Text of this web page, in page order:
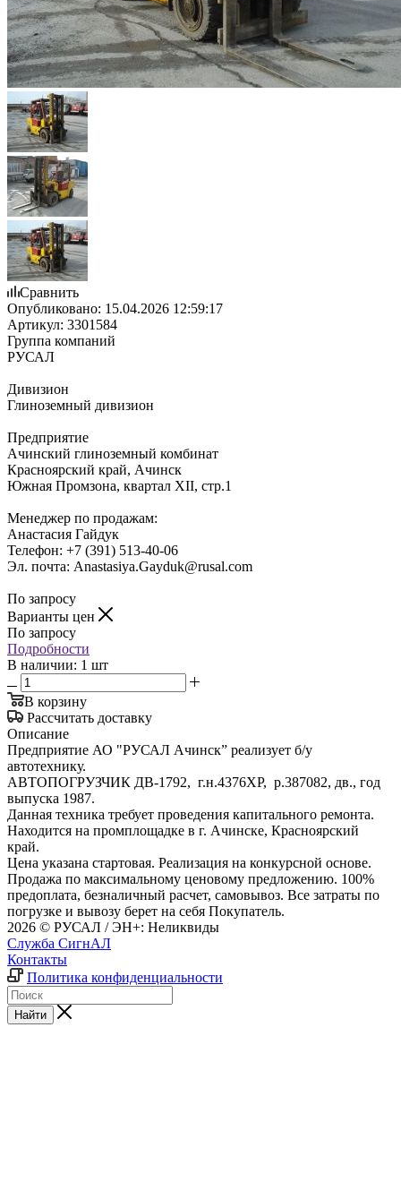
Сравнить
Опубликовано: 15.04.2026 12:59:17
Артикул: 3301584
Группа компаний
РУСАЛ
Дивизион
Глиноземный дивизион
Предприятие
Ачинский глиноземный комбинат
Красноярский край, Ачинск
Южная Промзона, квартал ХII, стр.1
Менеджер по продажам:
Анастасия Гайдук
Телефон: +7 (391) 513-40-06
Эл. почта: Anastasiya.Gayduk@rusal.com
По запросу
Варианты цен
По запросу
Подробности
В наличии: 1 шт
В корзину
Рассчитать доставку
Описание
Предприятие АО "РУСАЛ Ачинск” реализует б/у
автотехнику.
АВТОПОГРУЗЧИК ДВ-1792, г.н.4376ХР, р.387082, дв., год
выпуска 1987.
Данная техника требует проведения капитального ремонта.
Находится на промплощадке в г. Ачинске, Красноярский
край.
Цена указана стартовая. Реализация на конкурсной основе.
Продажа по максимальному ценовому предложению. 100%
предоплата, безналичный расчет, самовывоз. Все затраты по
погрузке и вывозу берет на себя Покупатель.
2026 © РУСАЛ / ЭН+: Неликвиды
Служба СигнАЛ
Контакты
Политика конфиденциальности
Найти